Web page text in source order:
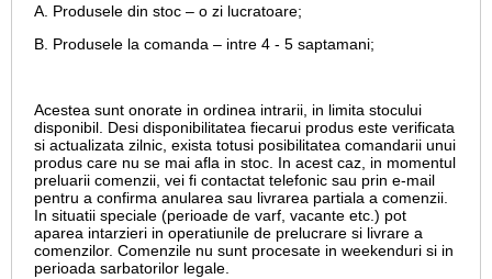
A. Produsele din stoc – o zi lucratoare;
B. Produsele la comanda – intre 4 - 5 saptamani;
Acestea sunt onorate in ordinea intrarii, in limita stocului
disponibil. Desi disponibilitatea fiecarui produs este verificata
si actualizata zilnic, exista totusi posibilitatea comandarii unui
produs care nu se mai afla in stoc. In acest caz, in momentul
preluarii comenzii, vei fi contactat telefonic sau prin e-mail
pentru a confirma anularea sau livrarea partiala a comenzii.
In situatii speciale (perioade de varf, vacante etc.) pot
aparea intarzieri in operatiunile de prelucrare si livrare a
comenzilor. Comenzile nu sunt procesate in weekenduri si in
perioada sarbatorilor legale.